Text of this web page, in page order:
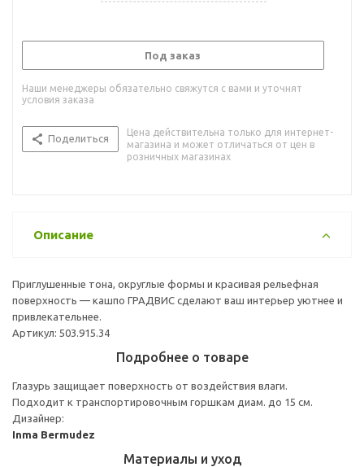
Под заказ
Наши менеджеры обязательно свяжутся с вами и уточнят
условия заказа
Поделиться
Цена действительна только для интернет-
магазина и может отличаться от цен в
розничных магазинах
Описание
Приглушенные тона, округлые формы и красивая рельефная
поверхность — кашпо ГРАДВИС сделают ваш интерьер уютнее и
привлекательнее.
Артикул: 503.915.34
Подробнее о товаре
Глазурь защищает поверхность от воздействия влаги.
Подходит к транспортировочным горшкам диам. до 15 см.
Дизайнер:
Inma Bermudez
Материалы и уход